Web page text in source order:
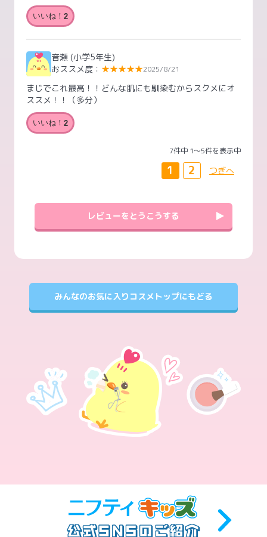
いいね！ 2
音瀬 (小学5年生)
おススメ度： ★★★★★2025/8/21
まじでこれ最高！！どんな肌にも馴染むからスクメにオ
ススメ！！（多分）
いいね！ 2
7件中 1〜5件を表示中
1 2 つぎへ
レビューをとうこうする
みんなのお気に入りコスメトップにもどる